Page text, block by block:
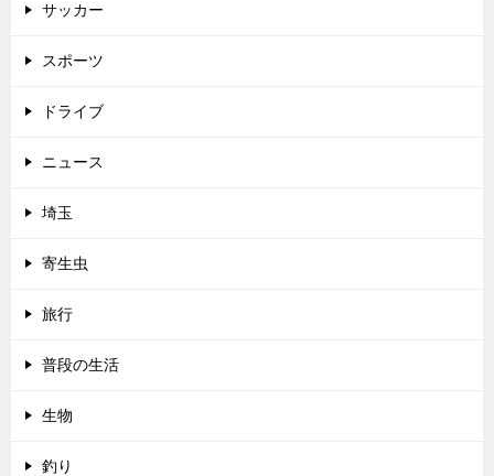
サッカー
スポーツ
ドライブ
ニュース
埼玉
寄生虫
旅行
普段の生活
生物
釣り